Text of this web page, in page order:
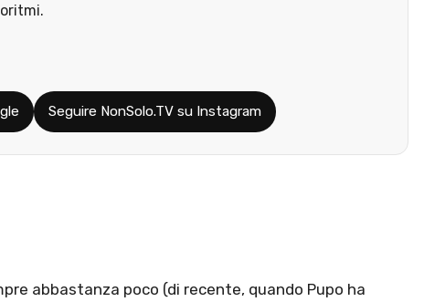
Seguire NonSolo.TV su Instagram
abbastanza poco (di recente, quando Pupo ha